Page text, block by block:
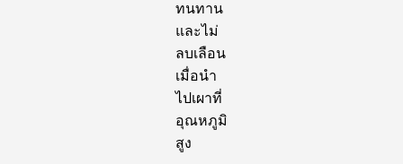
ทนทาน
และไม่
ลบเลือน
เมื่อนำ
ไปเผาที่
อุณหภูมิ
สูง